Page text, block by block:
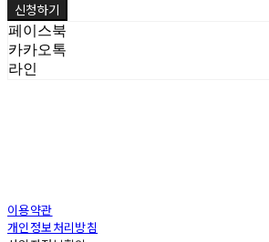
신청하기
페이스북
카카오톡
라인
이용약관
개인정보처리방침